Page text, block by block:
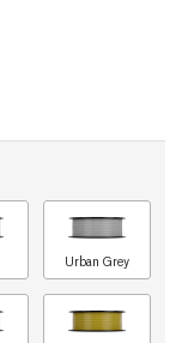
Urban Grey